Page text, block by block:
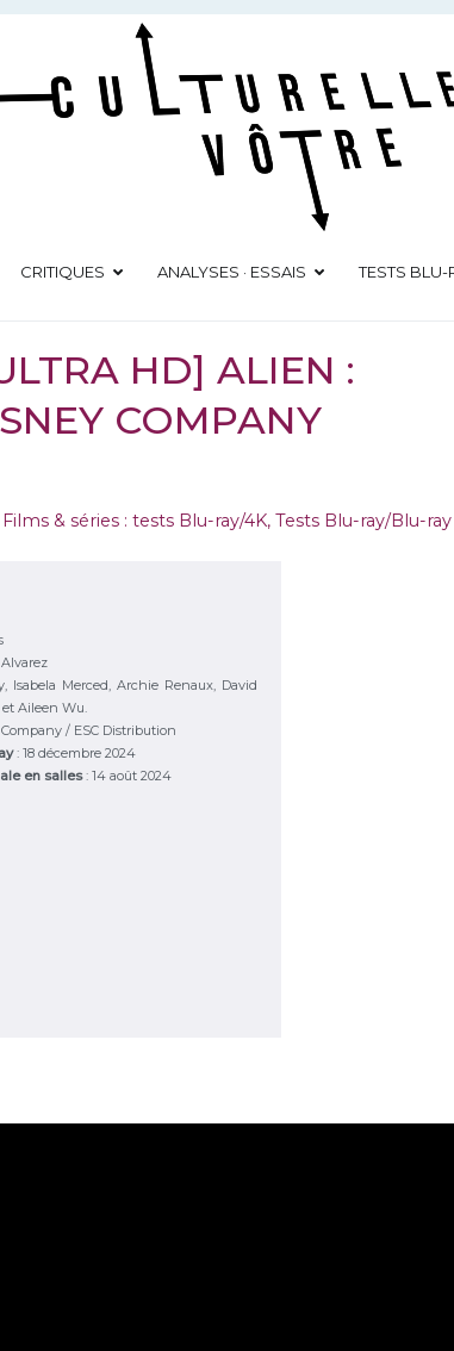
Culturellement
CRITIQUES ANALYSES · ESSAIS TESTS BLU-
HD] ALIEN :
COMPANY
Films & séries : tests Blu-ray/4K,Tests Blu-ray/Blu-
Isabela Merced, Archie Renaux, David
et Aileen Wu.
/ ESC Distribution
: 18 décembre 2024
en salles: 14 août 2024